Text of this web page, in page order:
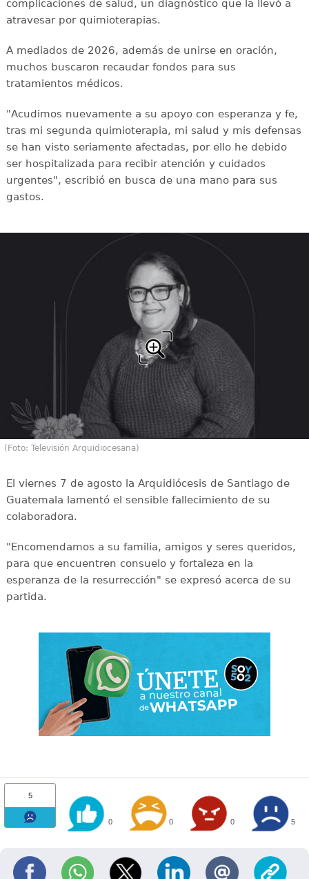
complicaciones de salud, un diagnóstico que la llevó a
atravesar por quimioterapias.
A mediados de 2026, además de unirse en oración,
muchos buscaron recaudar fondos para sus
tratamientos médicos.
"Acudimos nuevamente a su apoyo con esperanza y fe,
tras mi segunda quimioterapia, mi salud y mis defensas
se han visto seriamente afectadas, por ello he debido
ser hospitalizada para recibir atención y cuidados
urgentes", escribió en busca de una mano para sus
gastos.
(Foto: Televisión Arquidiocesana)
El viernes 7 de agosto la Arquidiócesis de Santiago de
Guatemala lamentó el sensible fallecimiento de su
colaboradora.
"Encomendamos a su familia, amigos y seres queridos,
para que encuentren consuelo y fortaleza en la
esperanza de la resurrección" se expresó acerca de su
partida.
5
0 0 0 5